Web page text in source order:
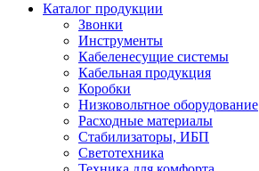
Каталог продукции
Звонки
Инструменты
Кабеленесущие системы
Кабельная продукция
Коробки
Низковольтное оборудование
Расходные материалы
Стабилизаторы, ИБП
Светотехника